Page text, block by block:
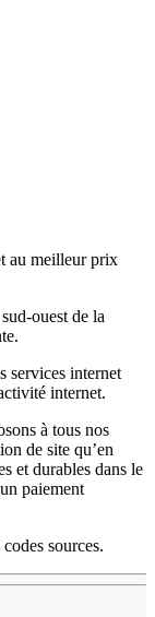
au meilleur prix
ouest de la
services internet
internet.
à tous nos
de site qu’en
et durables dans le
paiement
sources.